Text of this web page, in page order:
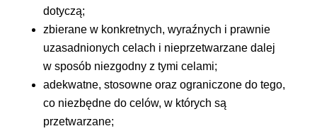
dotyczą;
zbierane w konkretnych, wyraźnych i prawnie
uzasadnionych celach i nieprzetwarzane dalej
w sposób niezgodny z tymi celami;
adekwatne, stosowne oraz ograniczone do tego,
co niezbędne do celów, w których są
przetwarzane;